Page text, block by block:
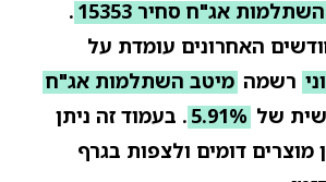
אג"ח סחיר 15353
.
רשמה מיטב השתלמות אג"ח
של 5.91% . בעמוד זה ניתן
מוצרים דומים ולצפות בגרף